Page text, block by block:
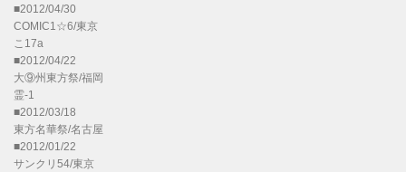
■2012/04/30
COMIC1☆6/東京
こ17a
■2012/04/22
大⑨州東方祭/福岡
霊-1
■2012/03/18
東方名華祭/名古屋
■2012/01/22
サンクリ54/東京